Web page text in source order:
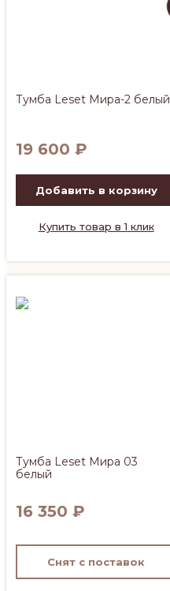
Тумба Leset Мира-2 белый
19 600 ₽
Добавить в корзину
Купить товар в 1 клик
Тумба Leset Мира 03
белый
16 350 ₽
Снят с поставок